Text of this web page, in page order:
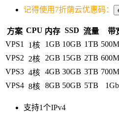
记得使用7折荫云优惠码：
方案 CPU 内存 SSD 流量 带
VPS1
1核 1GB 10GB 1TB
VPS2
2核 2GB 15GB 2TB
VPS3 4核 4GB 30GB 3TB
VPS4 8核 8GB 50GB 5TB
支持1个IPv4